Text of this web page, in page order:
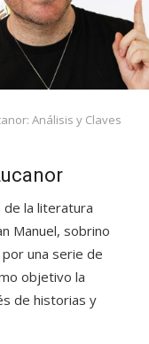
Análisis y Claves
de la literatura
Manuel, sobrino
una serie de
objetivo la
de historias y